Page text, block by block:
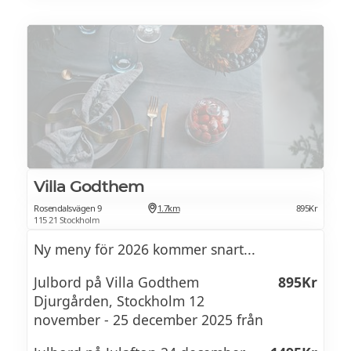
Vildsvinsprinskorv
Revbensspjäll
Brunkål
Långkål
Rödkål
Risgrynsgröt
Kallskuret
Grisfot
egentillverkade Stenborgare, en kryddsprit
med rötter från 1790-talet, smaksatt med
fänkål, anis, citrus, apelsin och körvel.
Villa Godthem
Rosendalsvägen 9
115 21 Stockholm
1.7km 895Kr
Ny meny för 2026 kommer snart...
Julbord på Villa Godthem
Djurgården, Stockholm 12
november - 25 december 2025 från
895Kr